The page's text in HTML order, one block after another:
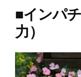
■インパ
力）